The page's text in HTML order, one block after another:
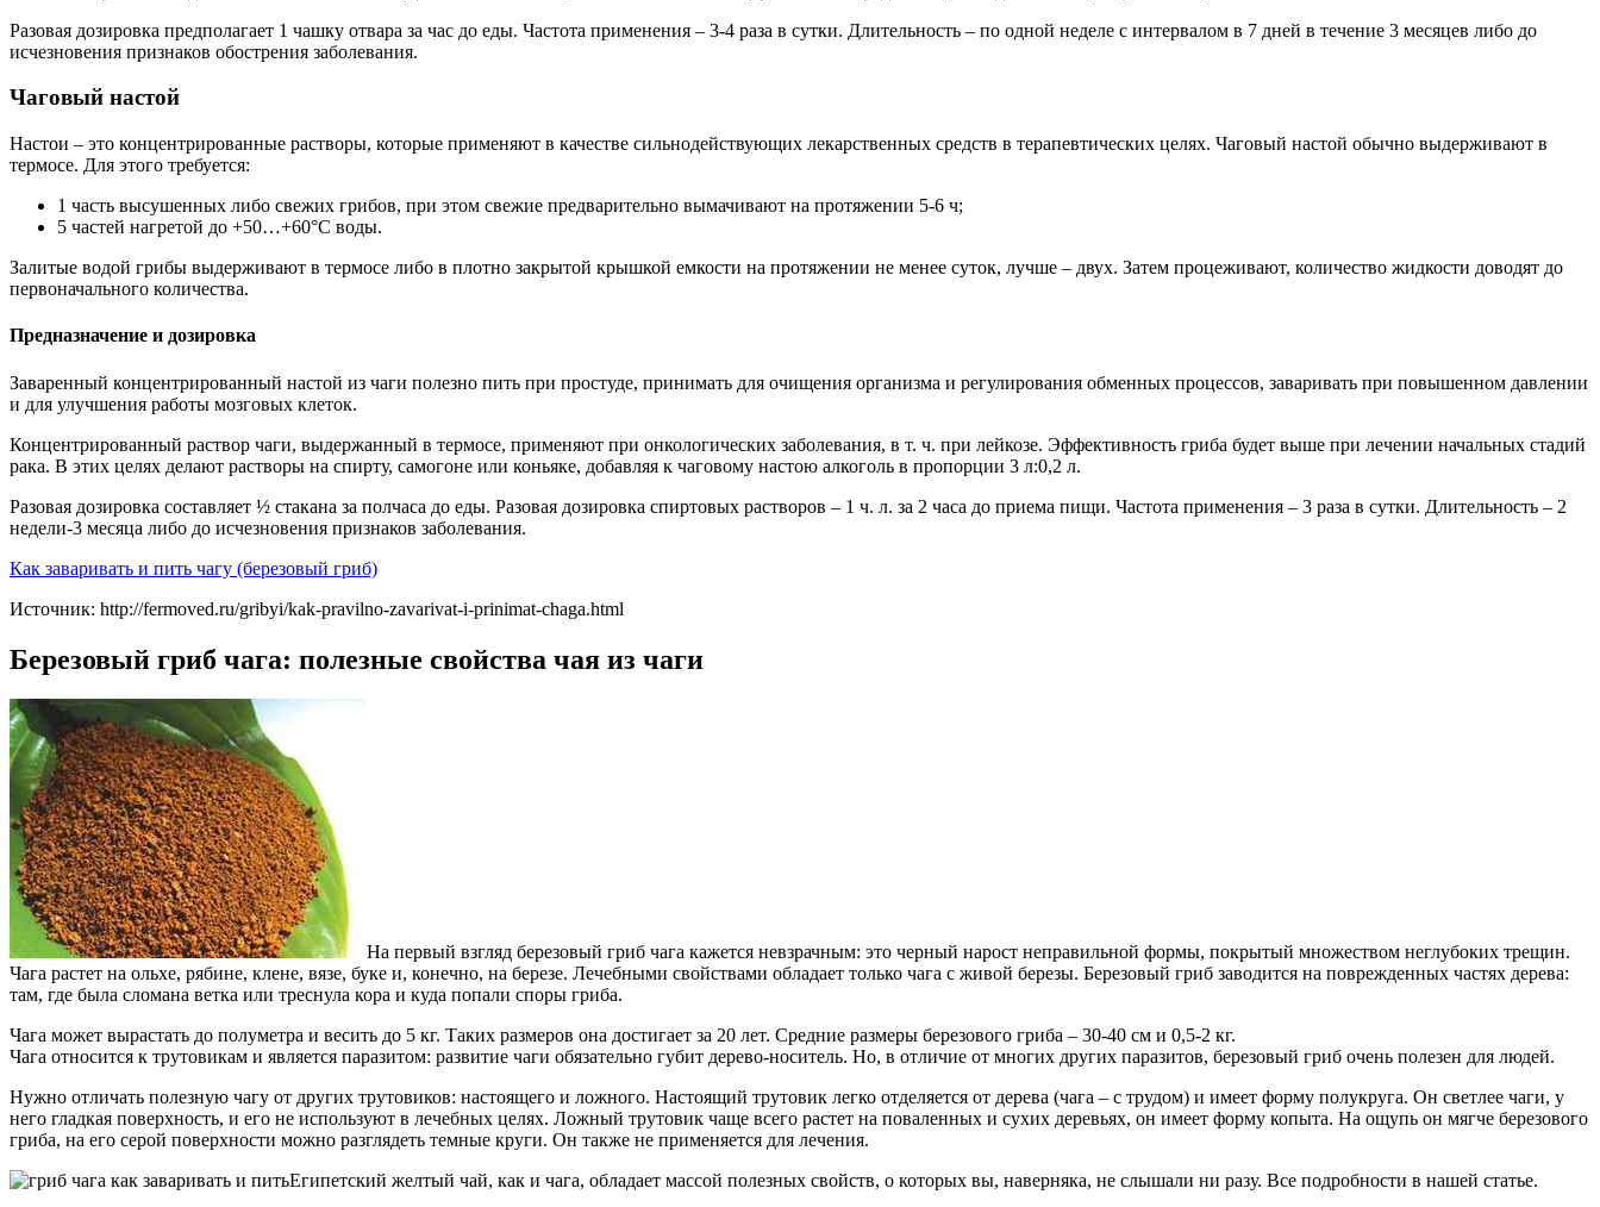
Разовая дозировка предполагает 1 чашку отвара за час до еды. Частота применения – 3-4 раза в сутки. Длительность – по одной неделе с интервалом в 7 дней в течение 3 месяцев либо до
исчезновения признаков обострения заболевания.
Чаговый настой
Настои – это концентрированные растворы, которые применяют в качестве сильнодействующих лекарственных средств в терапевтических целях. Чаговый настой обычно выдерживают в
термосе. Для этого требуется:
1 часть высушенных либо свежих грибов, при этом свежие предварительно вымачивают на протяжении 5-6 ч;
5 частей нагретой до +50…+60°С воды.
Залитые водой грибы выдерживают в термосе либо в плотно закрытой крышкой емкости на протяжении не менее суток, лучше – двух. Затем процеживают, количество жидкости доводят до
первоначального количества.
Предназначение и дозировка
Заваренный концентрированный настой из чаги полезно пить при простуде, принимать для очищения организма и регулирования обменных процессов, заваривать при повышенном давлении
и для улучшения работы мозговых клеток.
Концентрированный раствор чаги, выдержанный в термосе, применяют при онкологических заболевания, в т. ч. при лейкозе. Эффективность гриба будет выше при лечении начальных стадий
рака. В этих целях делают растворы на спирту, самогоне или коньяке, добавляя к чаговому настою алкоголь в пропорции 3 л:0,2 л.
Разовая дозировка составляет ½ стакана за полчаса до еды. Разовая дозировка спиртовых растворов – 1 ч. л. за 2 часа до приема пищи. Частота применения – 3 раза в сутки. Длительность – 2
недели-3 месяца либо до исчезновения признаков заболевания.
Как заваривать и пить чагу (березовый гриб)
Источник: http://fermoved.ru/gribyi/kak-pravilno-zavarivat-i-prinimat-chaga.html
Березовый гриб чага: полезные свойства чая из чаги
На первый взгляд березовый гриб чага кажется невзрачным: это черный нарост неправильной формы, покрытый множеством неглубоких трещин.
Чага растет на ольхе, рябине, клене, вязе, буке и, конечно, на березе. Лечебными свойствами обладает только чага с живой березы. Березовый гриб заводится на поврежденных частях дерева:
там, где была сломана ветка или треснула кора и куда попали споры гриба.
Чага может вырастать до полуметра и весить до 5 кг. Таких размеров она достигает за 20 лет. Средние размеры березового гриба – 30-40 см и 0,5-2 кг.
Чага относится к трутовикам и является паразитом: развитие чаги обязательно губит дерево-носитель. Но, в отличие от многих других паразитов, березовый гриб очень полезен для людей.
Нужно отличать полезную чагу от других трутовиков: настоящего и ложного. Настоящий трутовик легко отделяется от дерева (чага – с трудом) и имеет форму полукруга. Он светлее чаги, у
него гладкая поверхность, и его не используют в лечебных целях. Ложный трутовик чаще всего растет на поваленных и сухих деревьях, он имеет форму копыта. На ощупь он мягче березового
гриба, на его серой поверхности можно разглядеть темные круги. Он также не применяется для лечения.
Египетский желтый чай, как и чага, обладает массой полезных свойств, о которых вы, наверняка, не слышали ни разу. Все подробности в нашей статье.